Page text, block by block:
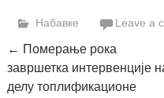
Набавке Leave a
Post
navigation
← Померање рока
завршетка интервенције
делу топлификационе